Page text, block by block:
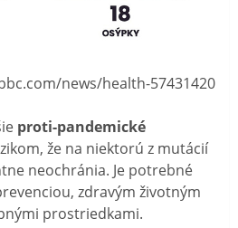
news/health-57431420
proti-pandemické
že na niektorú z mutácií
neochránia. Je potrebné
zdravým životným
prostriedkami.